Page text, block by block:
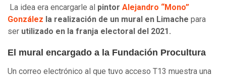
La idea era encargarle al pintor Alejandro “Mono”
González la realización de un mural en Limache para
ser utilizado en la franja electoral del 2021.
El mural encargado a la Fundación Procultura
Un correo electrónico al que tuvo acceso T13 muestra una